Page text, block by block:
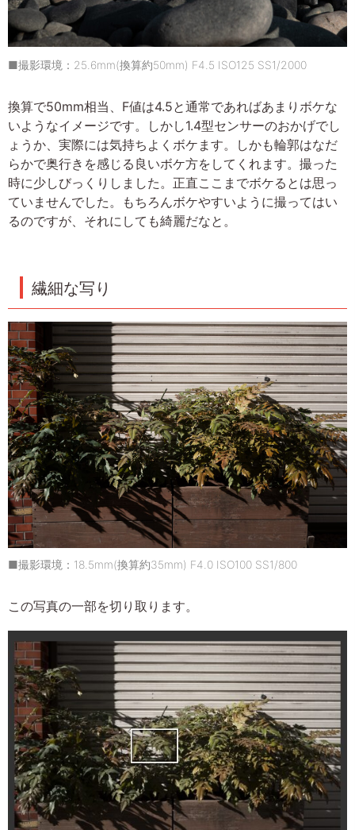
■撮影環境：25.6mm(換算約50mm) F4.5 ISO125 SS1/2000
換算で50mm相当、F値は4.5と通常であればあまりボケな
いようなイメージです。しかし1.4型センサーのおかげでし
ょうか、実際には気持ちよくボケます。しかも輪郭はなだ
らかで奥行きを感じる良いボケ方をしてくれます。撮った
時に少しびっくりしました。正直ここまでボケるとは思っ
ていませんでした。もちろんボケやすいように撮ってはい
るのですが、それにしても綺麗だなと。
繊細な写り
■撮影環境：18.5mm(換算約35mm) F4.0 ISO100 SS1/800
この写真の一部を切り取ります。